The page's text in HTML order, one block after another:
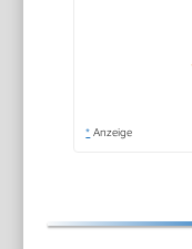
* Anzeige